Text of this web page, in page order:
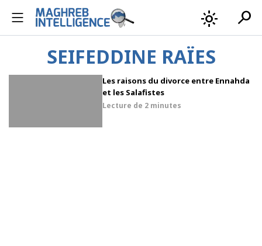
light_mode search
SEIFEDDINE RAÏES
Les raisons du divorce entre Ennahda
et les Salafistes
Lecture de 2 minutes